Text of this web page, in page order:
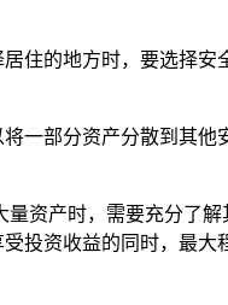
住的地方时，要选择安
一部分资产分散到其他
资产时，需要充分了
投资收益的同时，最大